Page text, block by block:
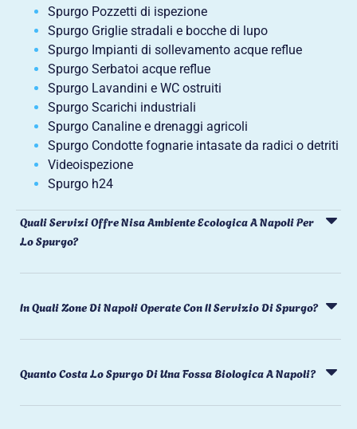
Spurgo Pozzetti di ispezione
Spurgo Griglie stradali e bocche di lupo
Spurgo Impianti di sollevamento acque reflue
Spurgo Serbatoi acque reflue
Spurgo Lavandini e WC ostruiti
Spurgo Scarichi industriali
Spurgo Canaline e drenaggi agricoli
Spurgo Condotte fognarie intasate da radici o detriti
Videoispezione
Spurgo h24
Quali Servizi Offre Nisa Ambiente Ecologica A Napoli Per
Lo Spurgo?
In Quali Zone Di Napoli Operate Con Il Servizio Di Spurgo?
Quanto Costa Lo Spurgo Di Una Fossa Biologica A Napoli?